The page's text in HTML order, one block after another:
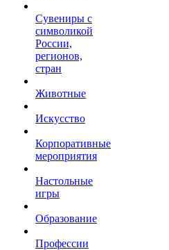
Сувениры с
символикой
России,
регионов,
стран
Животные
Искусство
Корпоративные
мероприятия
Настольные
игры
Образование
Профессии